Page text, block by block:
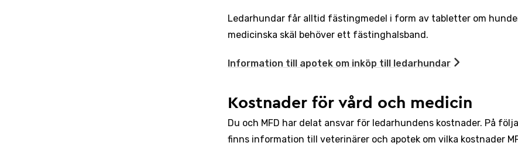
Ledarhundar får alltid fästingmedel i form av tabletter om
medicinska skäl behöver ett fästinghalsband.
Information till apotek om inköp till ledarhundar
Kostnader för vård och medicin
Du och MFD har delat ansvar för ledarhundens kostnader. På
finns information till veterinärer och apotek om vilka kostnader